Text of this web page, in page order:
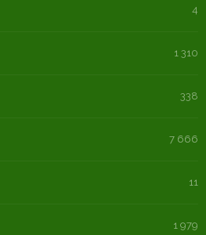
4
1 310
338
7 666
11
1 979